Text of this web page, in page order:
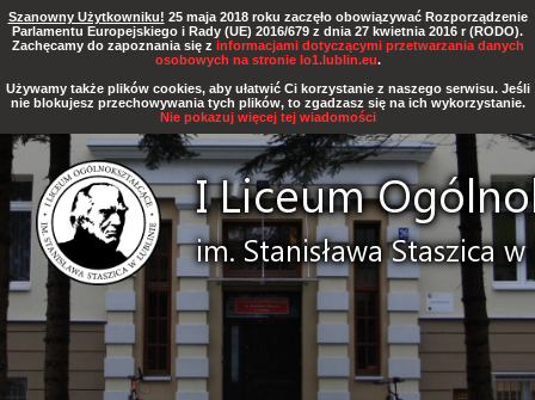
Szanowny Użytkowniku! 25 maja 2018 roku zaczęło obowiązywać Rozporządzenie
Parlamentu Europejskiego i Rady (UE) 2016/679 z dnia 27 kwietnia 2016 r (RODO).
Zachęcamy do zapoznania się z informacjami dotyczącymi przetwarzania danych
osobowych na stronie lo1.lublin.eu.
Używamy także plików cookies, aby ułatwić Ci korzystanie z naszego serwisu. Jeśli
nie blokujesz przechowywania tych plików, to zgadzasz się na ich wykorzystanie.
Nie pokazuj więcej tej wiadomości